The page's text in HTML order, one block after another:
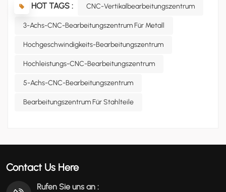
Einzelmaschinen wie Fräsmaschinen, Bohrmaschinen und
Gewindeschneidmaschinen. Es führt alle Bearbeitungsschritte
Hantieren und Fehler. Dadurch werden Platz, Arbeitsaufwand
und Arbeitsabläufe optimiert, was die Effizienz deutlich
steigert.Platzsparend und kosteneffizientFabrikhallenfläche ist
teuer. Bearbeitungszentren bieten die Kap...
HOT TAGS : CNC-Vertikalbearbeitungszentrum
3-Achs-CNC-Bearbeitungszentrum Für Metall
Hochgeschwindigkeits-Bearbeitungszentrum
Hochleistungs-CNC-Bearbeitungszentrum
5-Achs-CNC-Bearbeitungszentrum
Bearbeitungszentrum Für Stahlteile
Contact Us Here
Rufen Sie uns an :